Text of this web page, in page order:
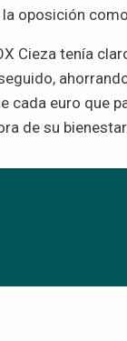
oposición
Cieza tenía
cada euro que
de su bienestar.